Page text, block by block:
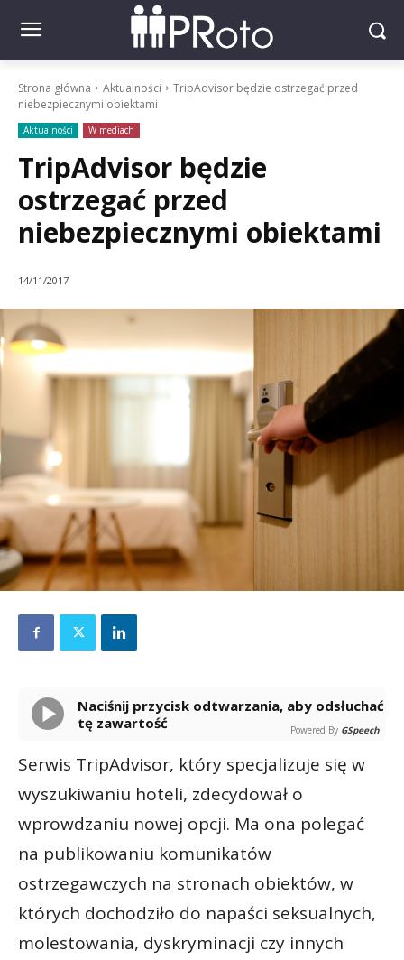
Strona główna Aktualności
TripAdvisor będzie ostrzegać przed
niebezpiecznymi obiektami
Aktualności W mediach
TripAdvisor będzie
ostrzegać przed
niebezpiecznymi obiektami
14/11/2017
Naciśnij przycisk odtwarzania, aby odsłuchać
tę zawartość
Powered By GSpeech
Serwis TripAdvisor, który specjalizuje się w
wyszukiwaniu hoteli, zdecydował o
wprowdzaniu nowej opcji. Ma ona polegać
na publikowaniu komunikatów
ostrzegawczych na stronach obiektów, w
których dochodziło do napaści seksualnych,
molestowania, dyskryminacji czy innych